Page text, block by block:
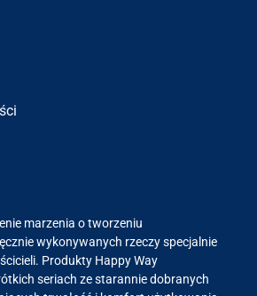
marzenia o tworzeniu
wykonywanych rzeczy specjalnie
Produkty Happy Way
seriach ze starannie dobranych